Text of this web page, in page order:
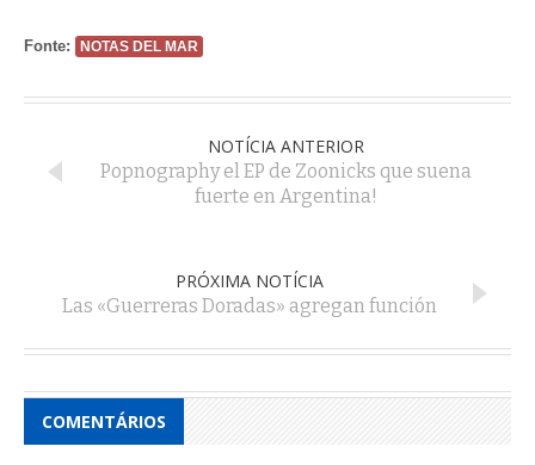
Fonte: NOTAS DEL MAR
NOTÍCIA ANTERIOR
Popnography el EP de Zoonicks que suena
fuerte en Argentina!
PRÓXIMA NOTÍCIA
Las «Guerreras Doradas» agregan función
COMENTÁRIOS